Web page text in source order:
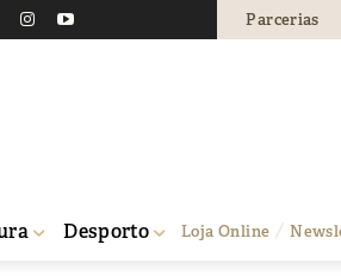
Parcerias
Desporto Loja Online